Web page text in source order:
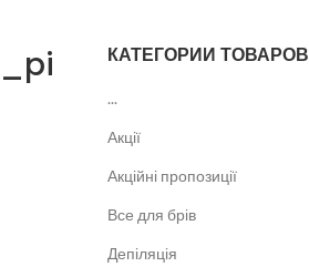
КАТЕГОРИИ ТОВАРОВ
...
Акції
Акційні пропозиції
Все для брів
Депіляція